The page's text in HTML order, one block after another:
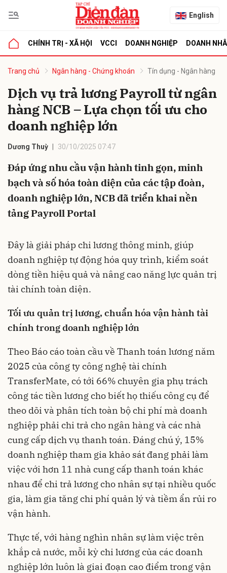
English
CHÍNH TRỊ - XÃ HỘI VCCI DOANH NGHIỆP DOANH
Trang chủ Ngân hàng - Chứng khoán Tín dụng - Ngân hàng
Dịch vụ trả lương Payroll từ ngân
hàng NCB – Lựa chọn tối ưu cho
doanh nghiệp lớn
Dương Thuỳ 30/10/2025 07:47
Đáp ứng nhu cầu vận hành tinh gọn, minh
bạch và số hóa toàn diện của các tập đoàn,
doanh nghiệp lớn, NCB đã triển khai nền
tảng Payroll Portal
Đây là giải pháp chi lương thông minh, giúp
doanh nghiệp tự động hóa quy trình, kiểm soát
dòng tiền hiệu quả và nâng cao năng lực quản trị
tài chính toàn diện.
Tối ưu quản trị lương, chuẩn hóa vận hành tài
chính trong doanh nghiệp lớn
Theo Báo cáo toàn cầu về Thanh toán lương năm
2025 của công ty công nghệ tài chính
TransferMate, có tới 66% chuyên gia phụ trách
công tác tiền lương cho biết họ thiếu công cụ để
theo dõi và phân tích toàn bộ chi phí mà doanh
nghiệp phải chi trả cho ngân hàng và các nhà
cung cấp dịch vụ thanh toán. Đáng chú ý, 15%
doanh nghiệp tham gia khảo sát đang phải làm
việc với hơn 11 nhà cung cấp thanh toán khác
nhau để chi trả lương cho nhân sự tại nhiều quốc
gia, làm gia tăng chi phí quản lý và tiềm ẩn rủi ro
vận hành.
Thực tế, với hàng nghìn nhân sự làm việc trên
khắp cả nước, mỗi kỳ chi lương của các doanh
nghiệp lớn luôn là giai đoạn cao điểm trong vận
luận
Hủy